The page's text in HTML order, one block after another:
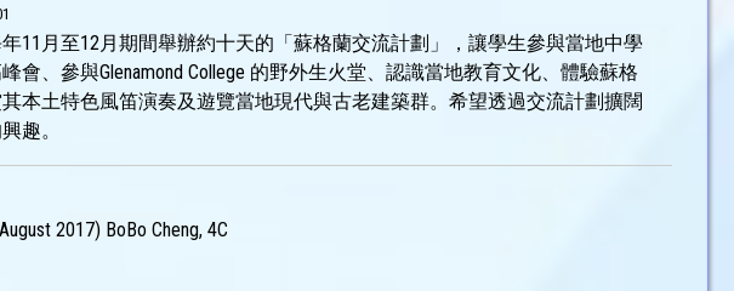
11月至12月期間舉辦約十天的「蘇格蘭交流計劃」，讓學生參與當地中學
會、參與Glenamond College 的野外生火堂、認識當地教育文化、體驗蘇格
本土特色風笛演奏及遊覽當地現代與古老建築群。希望透過交流計劃擴闊
趣。
2017) BoBo Cheng, 4C